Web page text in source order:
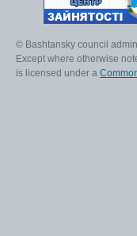
© Bashtansky council
Except where otherwise
is licensed under a